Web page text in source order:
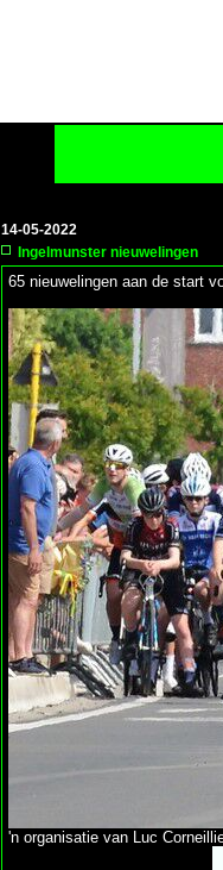
14-05-2022
Ingelmunster nieuwelingen
65 nieuwelingen aan de start
'n organisatie van Luc